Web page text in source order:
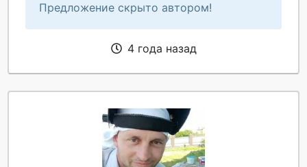
Предложение скрыто автором!
4 года назад